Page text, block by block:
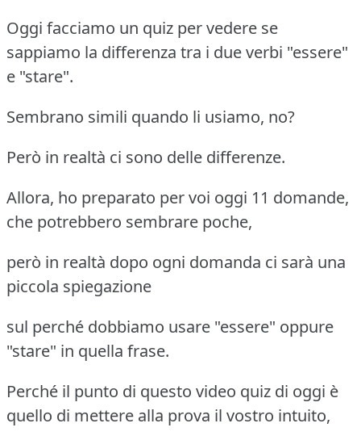
Oggi facciamo un quiz per vedere se
sappiamo la differenza tra i due verbi "essere"
e "stare".
Sembrano simili quando li usiamo, no?
Però in realtà ci sono delle differenze.
Allora, ho preparato per voi oggi 11 domande,
che potrebbero sembrare poche,
però in realtà dopo ogni domanda ci sarà una
piccola spiegazione
sul perché dobbiamo usare "essere" oppure
"stare" in quella frase.
Perché il punto di questo video quiz di oggi è
quello di mettere alla prova il vostro intuito,